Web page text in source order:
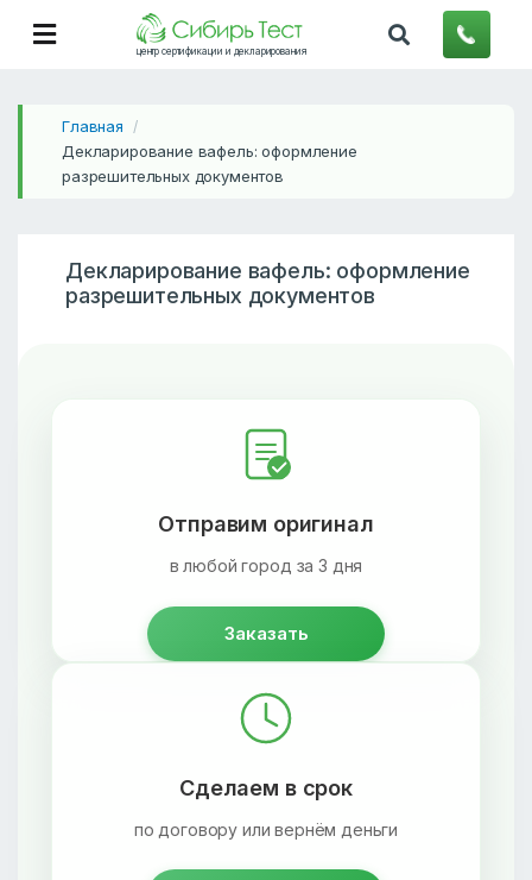
центр сертификации и декларирования
Главная /
Декларирование вафель: оформление
разрешительных документов
Декларирование вафель: оформление
разрешительных документов
Отправим оригинал
в любой город за 3 дня
Заказать
Сделаем в срок
по договору или вернём деньги